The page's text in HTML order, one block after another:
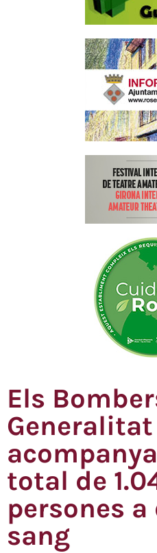
Els
total de
persones
sang